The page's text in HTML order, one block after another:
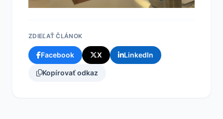
ZDIEĽAŤ ČLÁNOK
Facebook X LinkedIn
Kopírovať odkaz